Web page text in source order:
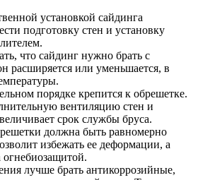
установкой сайдинга
подготовку стен и установку
что сайдинг нужно брать с
расширяется или уменьшается, в
порядке крепится к обрешетке.
вентиляцию стен и
срок службы бруса.
должна быть равномерно
избежать ее деформации, а
огнебиозащитой.
лучше брать антикоррозийные,